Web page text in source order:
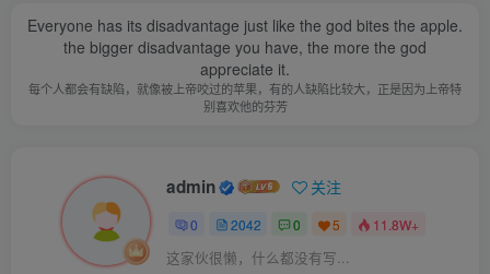
Everyone has its disadvantage just like the god bites the apple.
the bigger disadvantage you have, the more the god
appreciate it.
每个人都会有缺陷，就像被上帝咬过的苹果，有的人缺陷比较大，正是因为上帝特
别喜欢他的芬芳
admin 关注
0 2042 0 5 11.8W+
这家伙很懒，什么都没有写...